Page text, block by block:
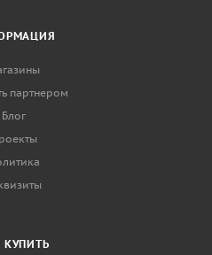
партнером
Блог
КУПИТЬ